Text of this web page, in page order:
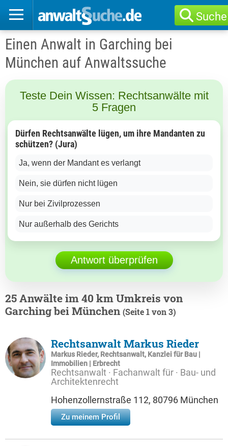
Suche
Einen Anwalt in Garching bei
München auf Anwaltssuche
Teste Dein Wissen: Rechtsanwälte mit
5 Fragen
Dürfen Rechtsanwälte lügen, um ihre Mandanten zu
schützen? (Jura)
Ja, wenn der Mandant es verlangt
Nein, sie dürfen nicht lügen
Nur bei Zivilprozessen
Nur außerhalb des Gerichts
Antwort überprüfen
25 Anwälte im 40 km Umkreis von
Garching bei München (Seite 1 von 3)
Rechtsanwalt Markus Rieder
Markus Rieder, Rechtsanwalt, Kanzlei für Bau |
Immobilien | Erbrecht
Rechtsanwalt · Fachanwalt für · Bau- und
Architektenrecht
Hohenzollernstraße 112, 80796 München
Zu meinem Profil